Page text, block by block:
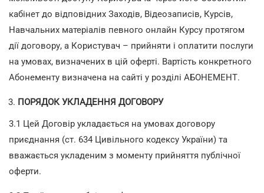
кабінет до відповідних Заходів, Відеозаписів, Курсів,
Навчальних матеріалів певного онлайн Курсу протягом
дії договору, а Користувач – прийняти і оплатити послуги
на умовах, визначених в цій оферті. Вартість конкретного
Абонементу визначена на сайті у розділі АБОНЕМЕНТ.
ПОРЯДОК УКЛАДЕННЯ ДОГОВОРУ
3.1 Цей Договір укладається на умовах договору
приєднання (ст. 634 Цивільного кодексу України) та
вважається укладеним з моменту прийняття публічної
оферти.